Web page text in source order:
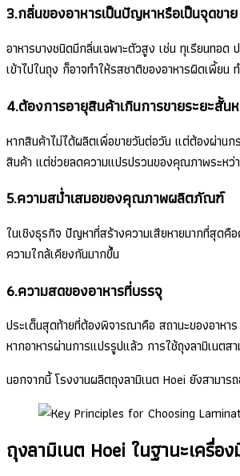
3.กลิ่นของอาหารเป็นปัญหาหรือเป็นจุดขาย
อาหารบางชนิดมีกลิ่นเฉพาะตัวสูง เช่น ทุเรียนทอ
เข้าไปในถุง ก็อาจทำให้รสชาติของอาหารผิดเพี้ย
4.ต้องการอายุสินค้าเกินการขายระยะสั้น
หากสินค้าไม่ได้ผลิตเพื่อขายวันต่อวัน แต่ต้องผ่าน
สินค้า แต่ช่วยลดความแปรปรวนของคุณภาพระหว่
5.ความสม่ำเสมอของคุณภาพผลิตภัณฑ์
ในเชิงธุรกิจ ปัญหาที่สร้างความเสียหายมากที่สุด
ความใกล้เคียงกันมากขึ้น
6.ความสดของอาหารที่บรรจุ
ประเด็นสุดท้ายที่ต้องพิจารณาคือ สถานะของอาหา
หากอาหารผ่านการแปรรูปแล้ว การใช้ถุงลามิเนต
นอกจากนี้ โรงงานผลิตถุงลามิเนต Hoei ยังสาม
ถุงลามิเนต Hoei ในฐานะเครื่